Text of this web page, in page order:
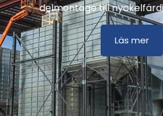
delmontage till
Läs mer